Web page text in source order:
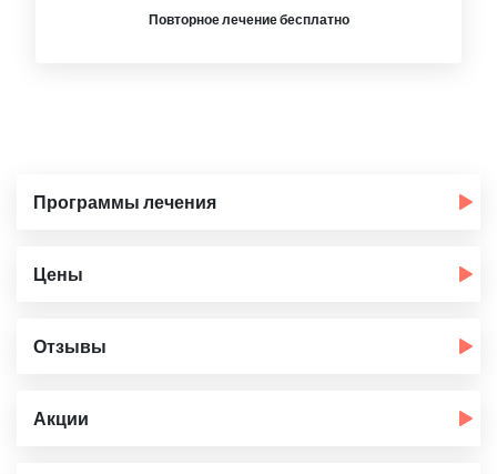
Повторное лечение бесплатно
Программы лечения
Цены
Отзывы
Акции